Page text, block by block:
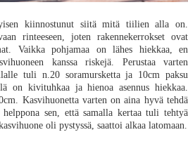
kiinnostunut siitä mitä tiilien alla on.
rinteeseen, joten rakennekerrokset ovat
Vaikka pohjamaa on lähes hiekkaa, en
kanssa riskejä. Perustaa varten
tuli n.20 soramursketta ja 10cm paksu
on kivituhkaa ja hienoa asennus hiekkaa.
Kasvihuonetta varten on aina hyvä tehdä
sen, että samalla kertaa tuli tehtyä
oli pystyssä, saattoi alkaa latomaan.